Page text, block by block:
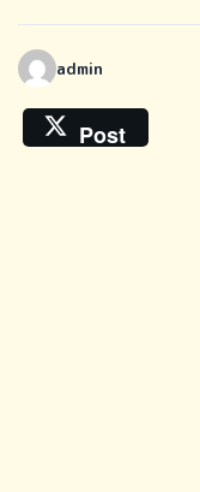
admin
Post